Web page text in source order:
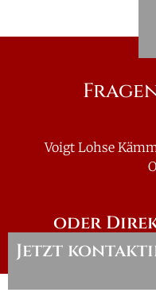
Voigt Lohse
Jetzt
oder